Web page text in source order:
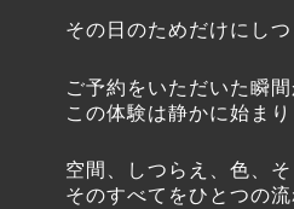
その日のためだけにし
ご予約をいただいた瞬間
この体験は静かに始まり
空間、しつらえ、色、そ
そのすべてをひとつの流